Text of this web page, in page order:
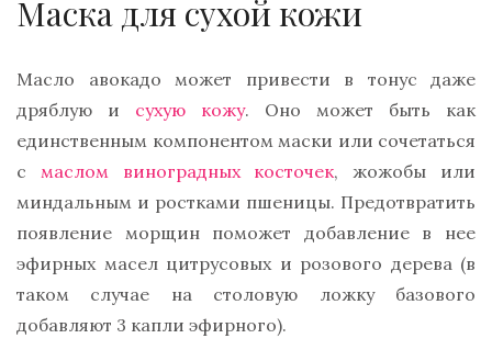
Маска для сухой кожи
Масло авокадо может привести в тонус даже
дряблую и сухую кожу. Оно может быть как
единственным компонентом маски или сочетаться
с маслом виноградных косточек, жожобы или
миндальным и ростками пшеницы. Предотвратить
появление морщин поможет добавление в нее
эфирных масел цитрусовых и розового дерева (в
таком случае на столовую ложку базового
добавляют 3 капли эфирного).